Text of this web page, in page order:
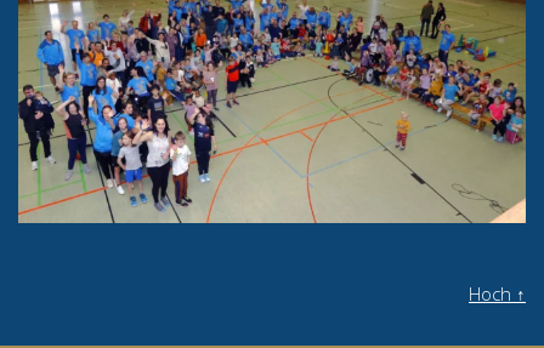
Hoch ↑